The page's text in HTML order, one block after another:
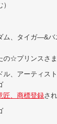
ム、タイガ―&バ
の☆プリンスさま
ル、アーティス
匠、商標登録さ